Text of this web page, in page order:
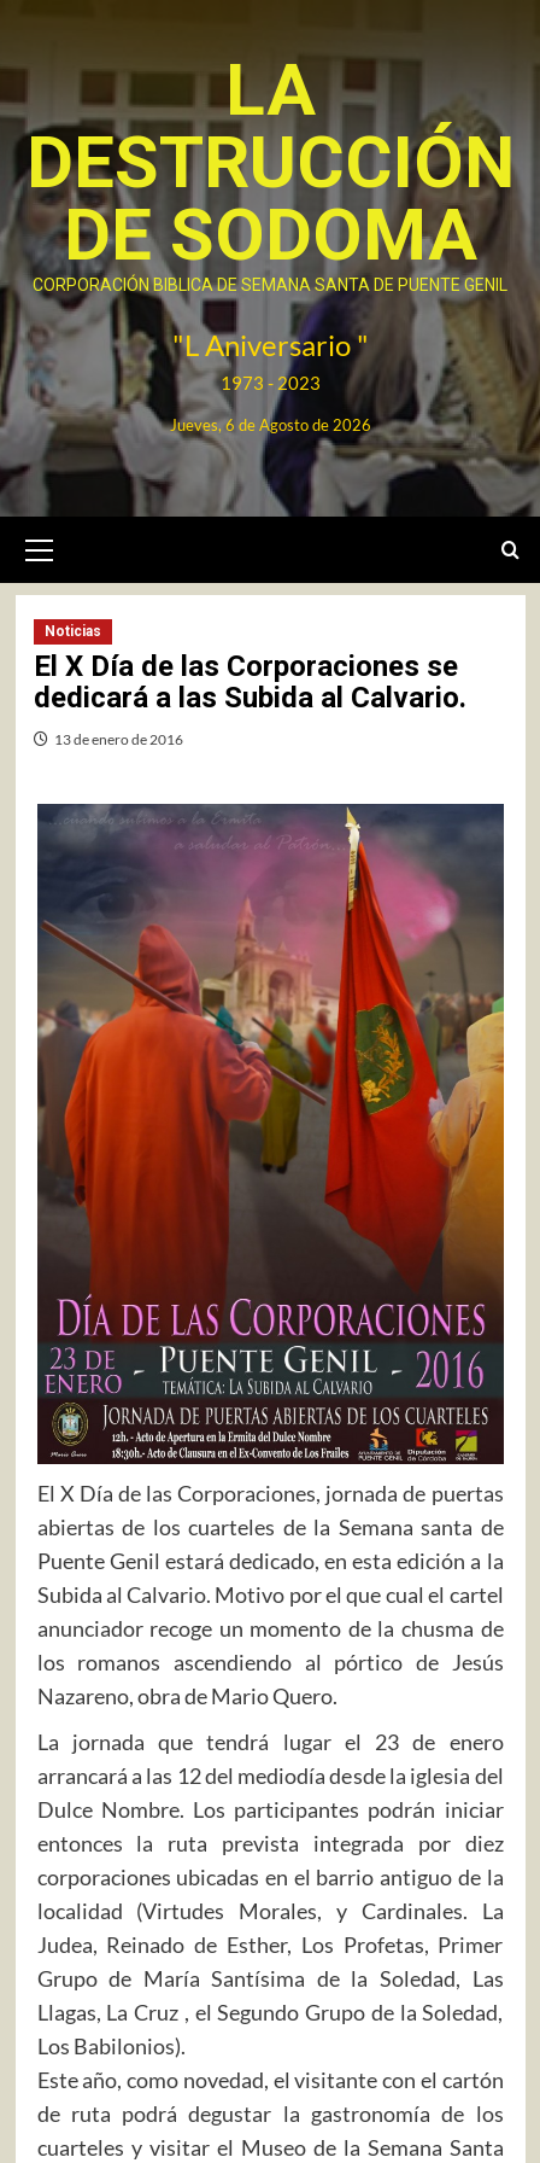
contenido
LA
DESTRUCCIÓN
DE SODOMA
CORPORACIÓN BIBLICA DE SEMANA SANTA DE PUENTE GENIL
"L Aniversario "
1973 - 2023
Jueves, 6 de Agosto de 2026
primario
Noticias
El X Día de las Corporaciones se
dedicará a las Subida al Calvario.
13 de enero de 2016
El X Día de las Corporaciones, jornada de puertas
abiertas de los cuarteles de la Semana santa de
Puente Genil estará dedicado, en esta edición a la
Subida al Calvario. Motivo por el que cual el cartel
anunciador recoge un momento de la chusma de
los romanos ascendiendo al pórtico de Jesús
Nazareno, obra de Mario Quero.
La jornada que tendrá lugar el 23 de enero
arrancará a las 12 del mediodía desde la iglesia del
Dulce Nombre. Los participantes podrán iniciar
entonces la ruta prevista integrada por diez
corporaciones ubicadas en el barrio antiguo de la
localidad (Virtudes Morales, y Cardinales. La
Judea, Reinado de Esther, Los Profetas, Primer
Grupo de María Santísima de la Soledad, Las
Llagas, La Cruz , el Segundo Grupo de la Soledad,
Los Babilonios).
Este año, como novedad, el visitante con el cartón
de ruta podrá degustar la gastronomía de los
cuarteles y visitar el Museo de la Semana Santa